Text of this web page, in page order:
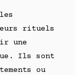
rituels
une
Ils sont
ou